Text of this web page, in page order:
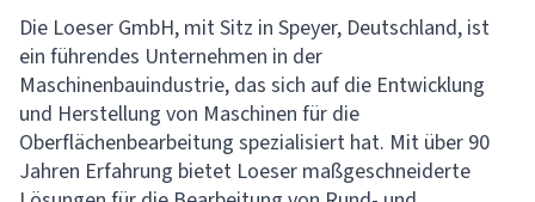
Die Loeser GmbH, mit Sitz in Speyer, Deutschland, ist
ein führendes Unternehmen in der
Maschinenbauindustrie, das sich auf die Entwicklung
und Herstellung von Maschinen für die
Oberflächenbearbeitung spezialisiert hat. Mit über 90
Jahren Erfahrung bietet Loeser maßgeschneiderte